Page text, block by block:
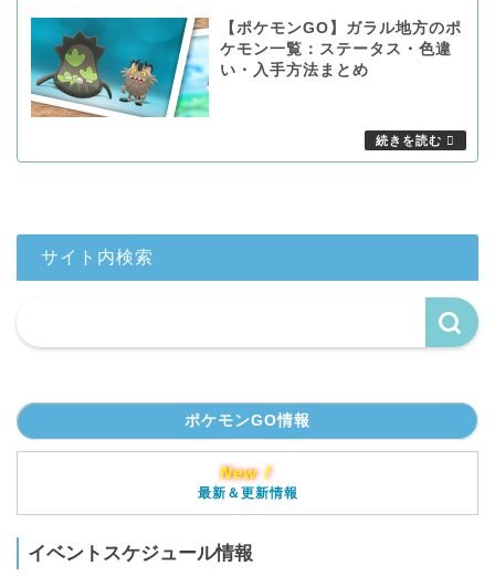
【ポケモンGO】ガラル地方のポ
ケモン一覧：ステータス・色違
い・入手方法まとめ
サイト内検索
ポケモンGO情報
New！
最新＆更新情報
イベントスケジュール情報